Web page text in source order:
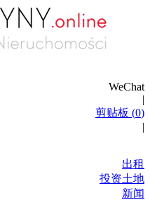
WeChat
|
剪贴板 (0)
|
出租
投资土地
新闻